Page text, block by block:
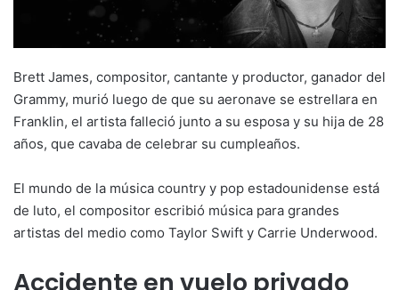
Brett James, compositor, cantante y productor, ganador del
Grammy, murió luego de que su aeronave se estrellara en
Franklin, el artista falleció junto a su esposa y su hija de 28
años, que cavaba de celebrar su cumpleaños.
El mundo de la música country y pop estadounidense está
de luto, el compositor escribió música para grandes
artistas del medio como Taylor Swift y Carrie Underwood.
Accidente en vuelo privado